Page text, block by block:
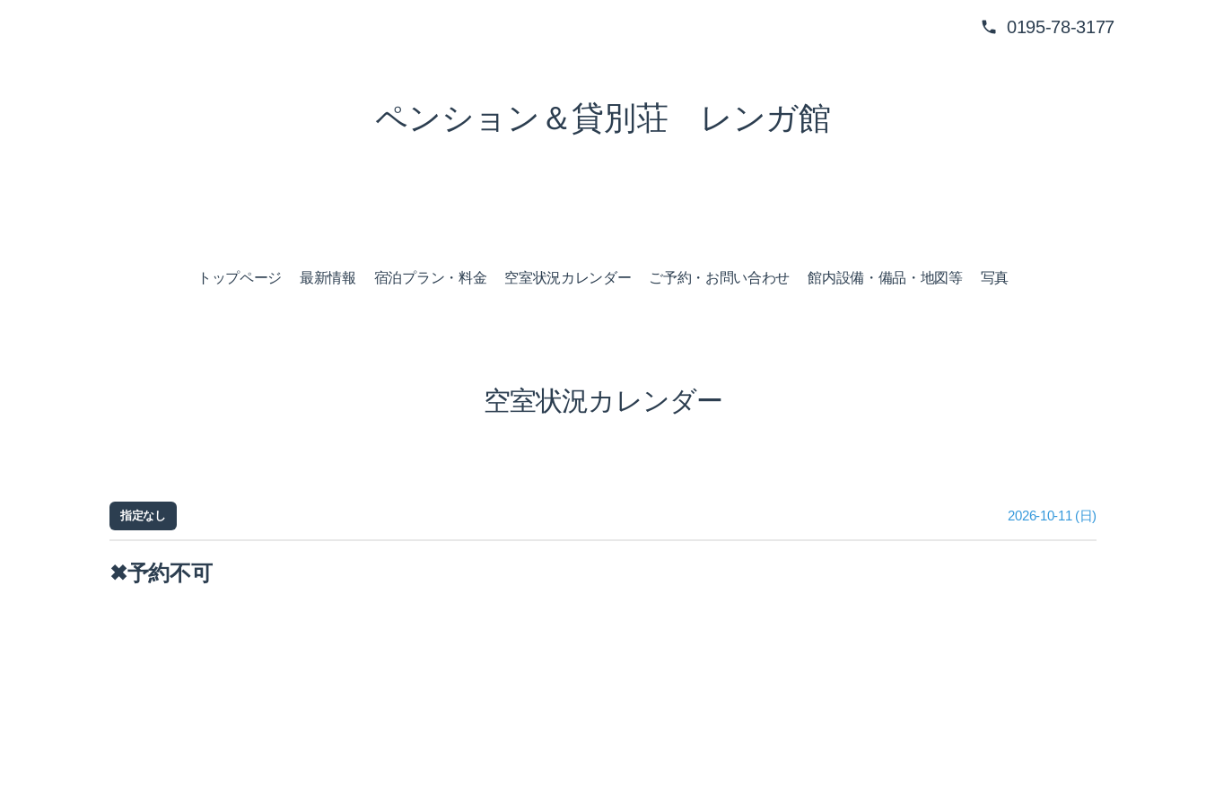
0195-78-3177
ペンション＆貸別荘 レンガ館
トップページ 最新情報 宿泊プラン・料金 空室状況カレンダー ご予約・お問い合わせ 館内設備・備品・地図等 写真
空室状況カレンダー
指定なし 2026-10-11 (日)
✖予約不可